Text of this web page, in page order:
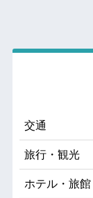
交通
旅行・観光
ホテル・旅館